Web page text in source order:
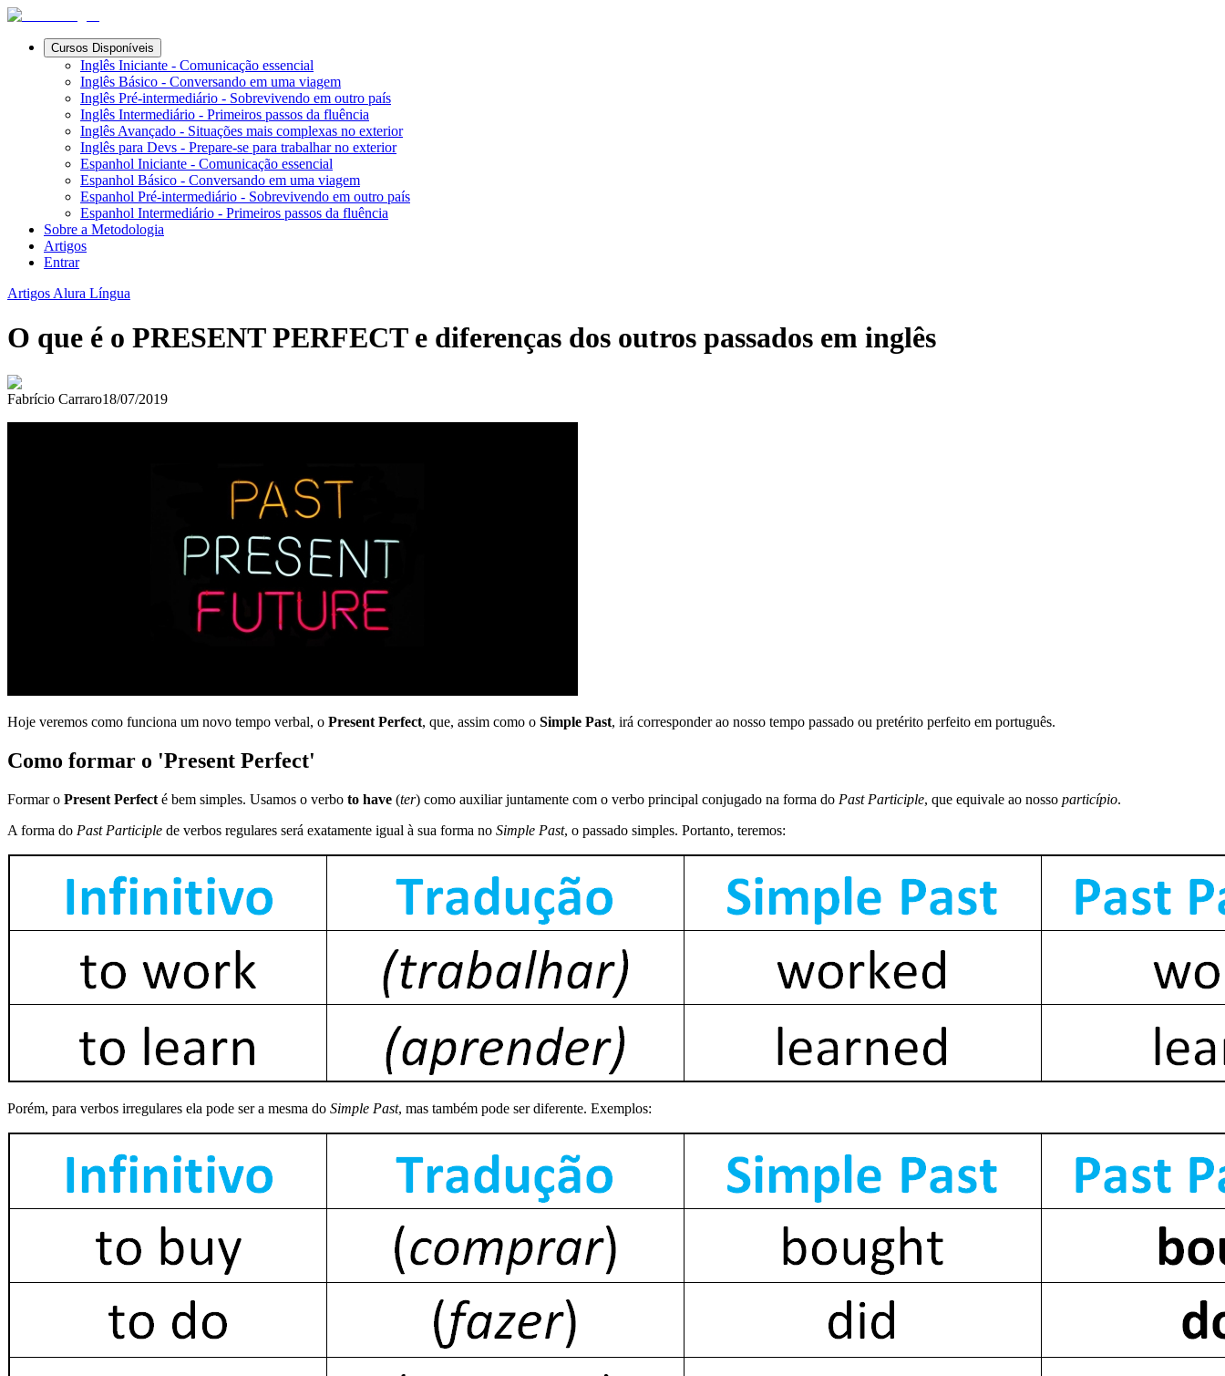
Cursos Disponíveis
Inglês Iniciante - Comunicação essencial
Inglês Básico - Conversando em uma viagem
Inglês Pré-intermediário - Sobrevivendo em outro país
Inglês Intermediário - Primeiros passos da fluência
Inglês Avançado - Situações mais complexas no exterior
Inglês para Devs - Prepare-se para trabalhar no exterior
Espanhol Iniciante - Comunicação essencial
Espanhol Básico - Conversando em uma viagem
Espanhol Pré-intermediário - Sobrevivendo em outro país
Espanhol Intermediário - Primeiros passos da fluência
Sobre a Metodologia
Artigos
Entrar
Artigos Alura Língua
O que é o PRESENT PERFECT e diferenças dos outros passados em inglês
Fabrício Carraro18/07/2019
Hoje veremos como funciona um novo tempo verbal, o Present Perfect, que, assim como o Simple Past, irá corresponder ao nosso tempo passado ou pretérito perfeito em português.
Como formar o 'Present Perfect'
Formar o Present Perfect é bem simples. Usamos o verbo to have (ter) como auxiliar juntamente com o verbo principal conjugado na forma do Past Participle, que equivale ao nosso particípio.
A forma do Past Participle de verbos regulares será exatamente igual à sua forma no Simple Past, o passado simples. Portanto, teremos:
Porém, para verbos irregulares ela pode ser a mesma do Simple Past, mas também pode ser diferente. Exemplos: